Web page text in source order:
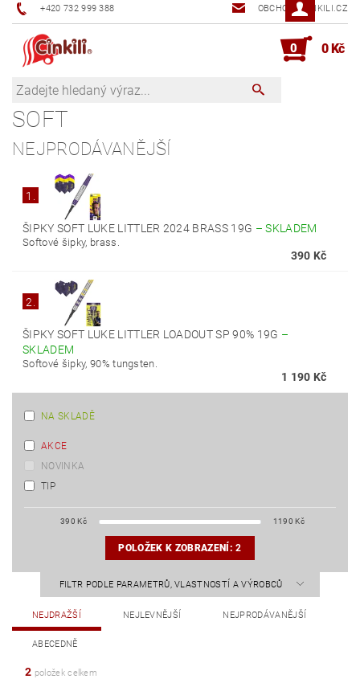
+420 732 999 388 OBCHOD@CINKILI.CZ
0 0 Kč
SOFT
NEJPRODÁVANĚJŠÍ
1.
ŠIPKY SOFT LUKE LITTLER 2024 BRASS 19G –SKLADEM
Softové šipky, brass.
390 Kč
2.
ŠIPKY SOFT LUKE LITTLER LOADOUT SP 90% 19G –
SKLADEM
Softové šipky, 90% tungsten.
1 190 Kč
NA SKLADĚ
AKCE
NOVINKA
TIP
390 Kč 1190 Kč
POLOŽEK K ZOBRAZENÍ:2
FILTR PODLE PARAMETRŮ, VLASTNOSTÍ A VÝROBCŮ
NEJDRAŽŠÍ NEJLEVNĚJŠÍ NEJPRODÁVANĚJŠÍ
ABECEDNĚ
2 položek celkem